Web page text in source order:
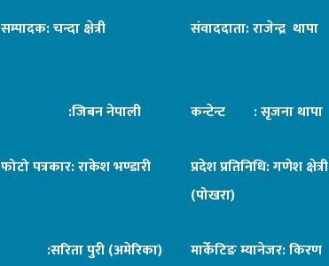
सम्पादक: चन्दा क्षेत्री संवाददाता: राजेन्द्र थापा
:जिबन नेपाली कन्टेन्ट : सृजना थापा
फोटो पत्रकार: राकेश भण्डारी
प्रदेश प्रतिनिधि: गणेश क्षेत्री
(पोखरा)
:सरिता पुरी (अमेरिका)
मार्केटिङ म्यानेजर: किरण